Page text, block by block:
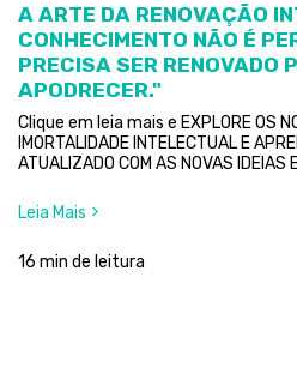
A ARTE DA RENOVAÇÃO
CONHECIMENTO NÃO É
PRECISA SER RENOVADO
APODRECER."
Clique em leia mais e EXPLORE OS
IMORTALIDADE INTELECTUAL E
ATUALIZADO COM AS NOVAS IDEIAS
Leia Mais
16 min de leitura